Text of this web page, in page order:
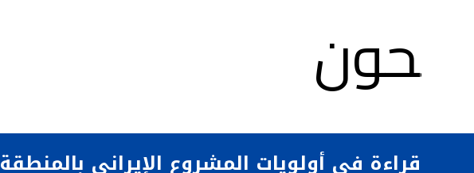
قراءة في أولويات المشروع الإيراني بالمنطقة